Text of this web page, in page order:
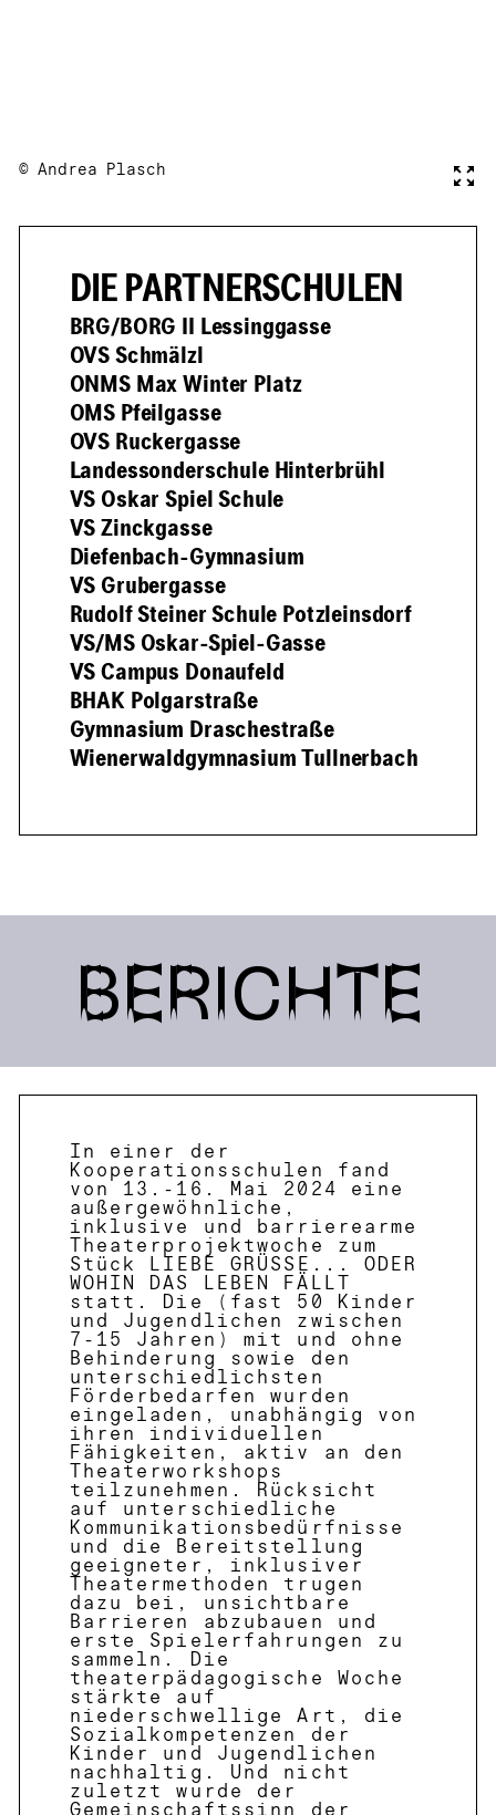
© Andrea Plasch
DIE PARTNERSCHULEN
BRG/BORG II Lessinggasse
OVS Schmälzl
ONMS Max Winter Platz
OMS Pfeilgasse
OVS Ruckergasse
Landessonderschule Hinterbrühl
VS Oskar Spiel Schule
VS Zinckgasse
Diefenbach-Gymnasium
VS Grubergasse
Rudolf Steiner Schule Potzleinsdorf
VS/MS Oskar-Spiel-Gasse
VS Campus Donaufeld
BHAK Polgarstraße
Gymnasium Draschestraße
Wienerwaldgymnasium Tullnerbach
BERICHTE
In einer der
Kooperationsschulen fand
von 13.-16. Mai 2024 eine
außergewöhnliche,
inklusive und barrierearme
Theaterprojektwoche zum
Stück LIEBE GRÜSSE... ODER
WOHIN DAS LEBEN FÄLLT
statt. Die (fast 50 Kinder
und Jugendlichen zwischen
7-15 Jahren) mit und ohne
Behinderung sowie den
unterschiedlichsten
Förderbedarfen wurden
eingeladen, unabhängig von
ihren individuellen
Fähigkeiten, aktiv an den
Theaterworkshops
teilzunehmen. Rücksicht
auf unterschiedliche
Kommunikationsbedürfnisse
und die Bereitstellung
geeigneter, inklusiver
Theatermethoden trugen
dazu bei, unsichtbare
Barrieren abzubauen und
erste Spielerfahrungen zu
sammeln. Die
theaterpädagogische Woche
stärkte auf
niederschwellige Art, die
Sozialkompetenzen der
Kinder und Jugendlichen
nachhaltig. Und nicht
zuletzt wurde der